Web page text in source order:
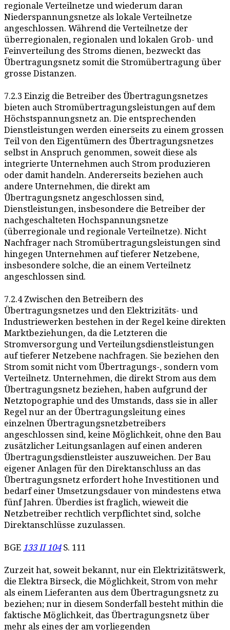
regionale Verteilnetze und wiederum daran
Niederspannungsnetze als lokale Verteilnetze
angeschlossen. Während die Verteilnetze der
überregionalen, regionalen und lokalen Grob- und
Feinverteilung des Stroms dienen, bezweckt das
Übertragungsnetz somit die Stromübertragung über
grosse Distanzen.
7.2.3 Einzig die Betreiber des Übertragungsnetzes
bieten auch Stromübertragungsleistungen auf dem
Höchstspannungsnetz an. Die entsprechenden
Dienstleistungen werden einerseits zu einem grossen
Teil von den Eigentümern des Übertragungsnetzes
selbst in Anspruch genommen, soweit diese als
integrierte Unternehmen auch Strom produzieren
oder damit handeln. Andererseits beziehen auch
andere Unternehmen, die direkt am
Übertragungsnetz angeschlossen sind,
Dienstleistungen, insbesondere die Betreiber der
nachgeschalteten Hochspannungsnetze
(überregionale und regionale Verteilnetze). Nicht
Nachfrager nach Stromübertragungsleistungen sind
hingegen Unternehmen auf tieferer Netzebene,
insbesondere solche, die an einem Verteilnetz
angeschlossen sind.
7.2.4 Zwischen den Betreibern des
Übertragungsnetzes und den Elektrizitäts- und
Industriewerken bestehen in der Regel keine direkten
Marktbeziehungen, da die Letzteren die
Stromversorgung und Verteilungsdienstleistungen
auf tieferer Netzebene nachfragen. Sie beziehen den
Strom somit nicht vom Übertragungs-, sondern vom
Verteilnetz. Unternehmen, die direkt Strom aus dem
Übertragungsnetz beziehen, haben aufgrund der
Netztopographie und des Umstands, dass sie in aller
Regel nur an der Übertragungsleitung eines
einzelnen Übertragungsnetzbetreibers
angeschlossen sind, keine Möglichkeit, ohne den Bau
zusätzlicher Leitungsanlagen auf einen anderen
Übertragungsdienstleister auszuweichen. Der Bau
eigener Anlagen für den Direktanschluss an das
Übertragungsnetz erfordert hohe Investitionen und
bedarf einer Umsetzungsdauer von mindestens etwa
fünf Jahren. Überdies ist fraglich, wieweit die
Netzbetreiber rechtlich verpflichtet sind, solche
Direktanschlüsse zuzulassen.
BGE 133 II 104S. 111
Zurzeit hat, soweit bekannt, nur ein Elektrizitätswerk,
die Elektra Birseck, die Möglichkeit, Strom von mehr
als einem Lieferanten aus dem Übertragungsnetz zu
beziehen; nur in diesem Sonderfall besteht mithin die
faktische Möglichkeit, das Übertragungsnetz über
mehr als eines der am vorliegenden